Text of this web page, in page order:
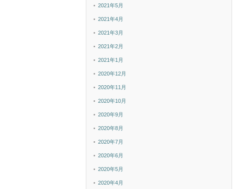
2021年5月
2021年4月
2021年3月
2021年2月
2021年1月
2020年12月
2020年11月
2020年10月
2020年9月
2020年8月
2020年7月
2020年6月
2020年5月
2020年4月